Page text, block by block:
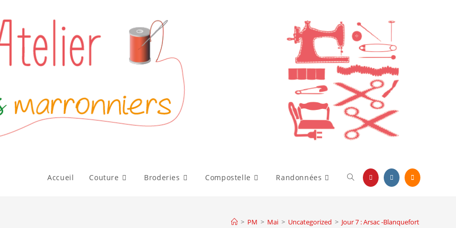
Accueil Couture Broderies Compostelle Randonnées
> PM > Mai > Uncategorized > Jour 7 : Arsac -Blanquefort